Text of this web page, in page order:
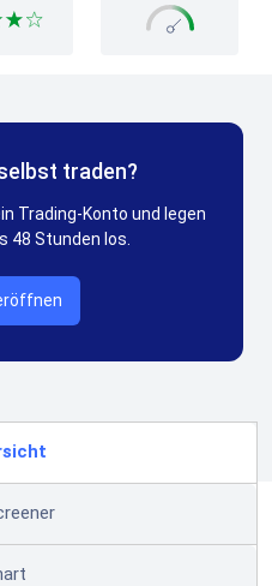
traden?
Trading-Konto und legen
48 Stunden los.